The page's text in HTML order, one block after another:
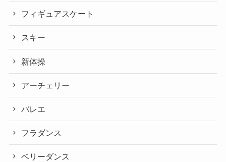
フィギュアスケート
スキー
新体操
アーチェリー
バレエ
フラダンス
ベリーダンス